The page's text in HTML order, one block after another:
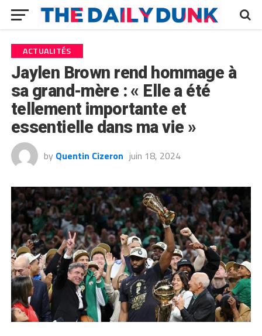
ACTUALITÉS
Jaylen Brown rend hommage à
sa grand-mère : « Elle a été
tellement importante et
essentielle dans ma vie »
by Quentin Cizeron juin 18, 2024